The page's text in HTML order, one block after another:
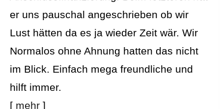
er uns pauschal angeschrieben ob wir
Lust hätten da es ja wieder Zeit wär. Wir
Normalos ohne Ahnung hatten das nicht
im Blick. Einfach mega freundliche und
hilft immer.
[ mehr ]